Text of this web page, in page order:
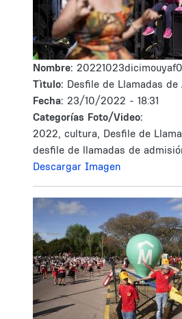
Nombre:
Tìtulo: Desfile de Llamadas de
Fecha: 23/10/2022 - 18:31
Categorías Foto/Video:
2022, cultura, Desfile de
desfile de llamadas de
Descargar Imagen